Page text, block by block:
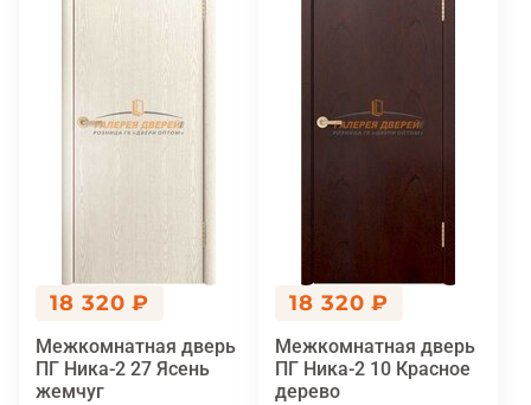
18 320 ₽
Межкомнатная дверь
ПГ Ника-2 27 Ясень
жемчуг
18 320 ₽
Межкомнатная дверь
ПГ Ника-2 10 Красное
дерево